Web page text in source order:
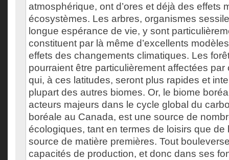
atmosphérique, ont d’ores et déjà des effets
écosystèmes. Les arbres, organismes
longue espérance de vie, y sont
constituent par là même d’excellents
effets des changements climatiques. Les
pourraient être particulièrement affectées
qui, à ces latitudes, seront plus rapides et
plupart des autres biomes. Or, le biome
acteurs majeurs dans le cycle global du
boréale au Canada, est une source de
écologiques, tant en termes de loisirs que de
source de matière premières. Tout
capacités de production, et donc dans ses